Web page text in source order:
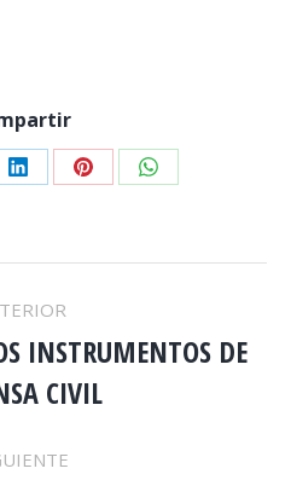
Share
LinkedIn
Share
Pinterest
Share
WhatsApp
Publicación
anterior:
INSTRUMENTOS DE
CIVIL